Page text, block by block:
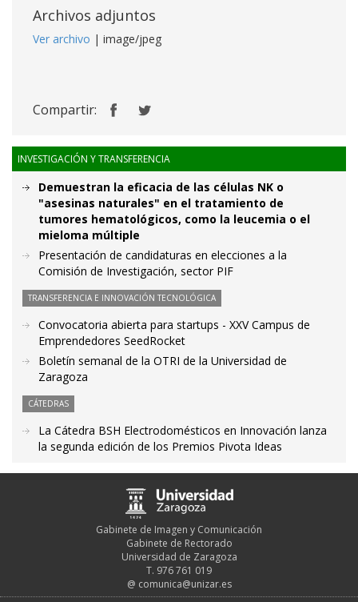
Archivos adjuntos
Ver archivo | image/jpeg
Compartir:
INVESTIGACIÓN Y TRANSFERENCIA
Demuestran la eficacia de las células NK o
"asesinas naturales" en el tratamiento de
tumores hematológicos, como la leucemia o el
mieloma múltiple
Presentación de candidaturas en elecciones a la
Comisión de Investigación, sector PIF
TRANSFERENCIA E INNOVACIÓN TECNOLÓGICA
Convocatoria abierta para startups - XXV Campus de
Emprendedores SeedRocket
Boletín semanal de la OTRI de la Universidad de
Zaragoza
CÁTEDRAS
La Cátedra BSH Electrodomésticos en Innovación lanza
la segunda edición de los Premios Pivota Ideas
Gabinete de Imagen y Comunicación
Gabinete de Rectorado
Universidad de Zaragoza
T. 976 761 019
@ comunica@unizar.es